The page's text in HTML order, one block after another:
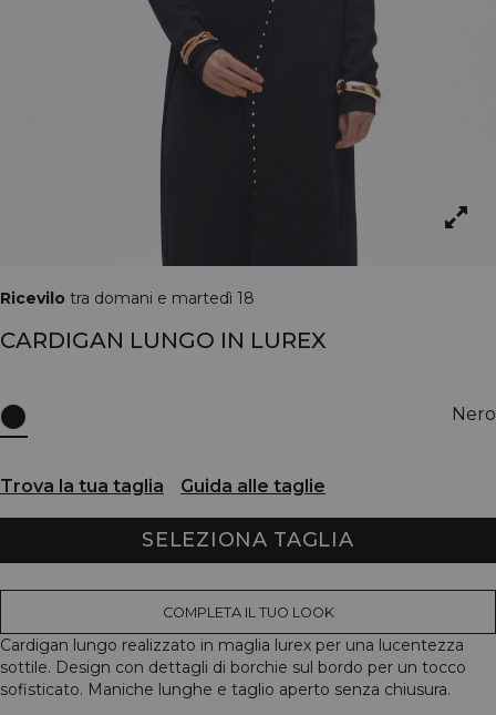
Ricevilo tra domani e martedì 18
CARDIGAN LUNGO IN LUREX
Nero
Trova la tua taglia Guida alle taglie
SELEZIONA TAGLIA
COMPLETA IL TUO LOOK
Cardigan lungo realizzato in maglia lurex per una lucentezza
sottile. Design con dettagli di borchie sul bordo per un tocco
sofisticato. Maniche lunghe e taglio aperto senza chiusura.